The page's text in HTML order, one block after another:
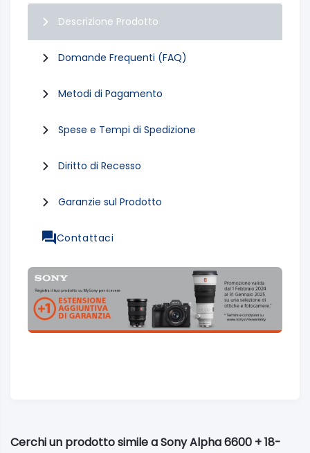
Descrizione Prodotto
Domande Frequenti (FAQ)
Metodi di Pagamento
Spese e Tempi di Spedizione
Diritto di Recesso
Garanzie sul Prodotto
Contattaci
Cerchi un prodotto simile a Sony Alpha 6600 + 18-